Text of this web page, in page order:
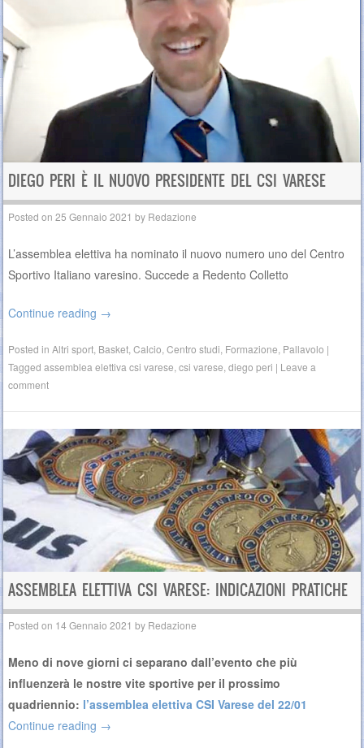
DIEGO PERI È IL NUOVO PRESIDENTE DEL CSI VARESE
Posted on25 Gennaio 2021 by Redazione
L’assemblea elettiva ha nominato il nuovo numero uno del Centro
Sportivo Italiano varesino. Succede a Redento Colletto
Continue reading →
Posted inAltri sport Basket ,Calcio ,Centro studi Formazione Pallavolo |
Taggedassemblea elettiva csi varese ,csi varese ,diego peri | Leave a
comment
ASSEMBLEA ELETTIVA CSI VARESE: INDICAZIONI PRATICHE
Posted on 14 Gennaio 2021 by Redazione
Meno di nove giorni ci separano dall’evento che più
influenzerà le nostre vite sportive per il prossimo
quadriennio: l’assemblea elettiva CSI Varese del 22/01
Continue reading →